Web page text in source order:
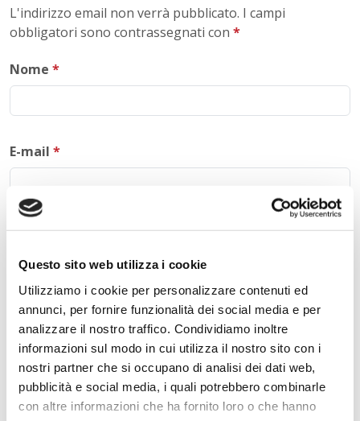
Questo sito web utilizza i cookie
Utilizziamo i cookie per personalizzare contenuti ed
annunci, per fornire funzionalità dei social media e per
analizzare il nostro traffico. Condividiamo inoltre
informazioni sul modo in cui utilizza il nostro sito con i
nostri partner che si occupano di analisi dei dati web,
pubblicità e social media, i quali potrebbero combinarle
con altre informazioni che ha fornito loro o che hanno
L'indirizzo email non verrà pubblicato. I campi
obbligatori sono contrassegnati con *
Nome *
E-mail *
Commento*
Acconsento al trattamento deidati personali